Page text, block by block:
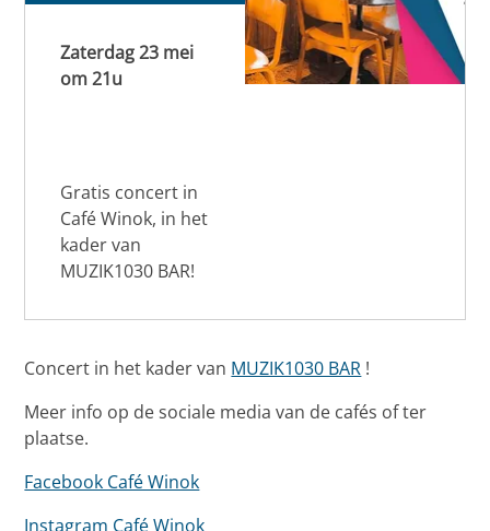
Zaterdag 23 mei
om 21u
Gratis concert in
Café Winok, in het
kader van
MUZIK1030 BAR!
Concert in het kader van MUZIK1030 BAR !
Meer info op de sociale media van de cafés of ter
plaatse.
Facebook Café Winok
Instagram Café Winok